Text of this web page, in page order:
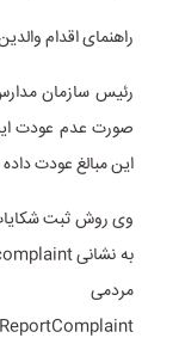
راهنمای اقدام
رئیس سازمان
صورت عدم عودت
این مبالغ عودت